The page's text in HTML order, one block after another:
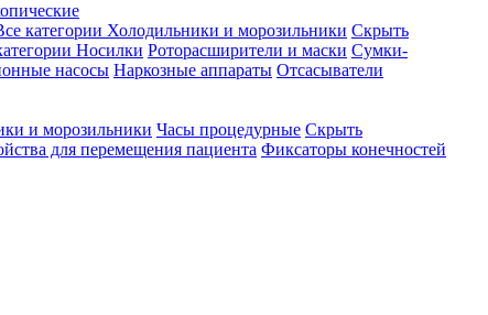
категории Холодильники и морозильники Скрыть
Носилки Роторасширители и маски Сумки-
насосы Наркозные аппараты Отсасыватели
и морозильники Часы процедурные Скрыть
для перемещения пациента Фиксаторы конечностей